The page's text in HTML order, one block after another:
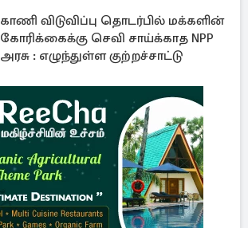
காணி விடுவிப்பு தொடர்பில் மக்களின்
கோரிக்கைக்கு செவி சாய்க்காத NPP
அரசு : எழுந்துள்ள குற்றச்சாட்டு